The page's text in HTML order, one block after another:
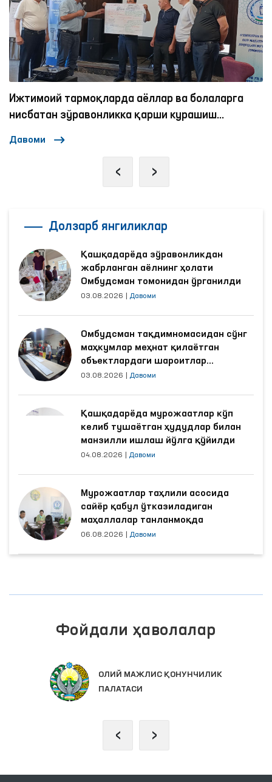
Ижтимоий тармоқларда аёллар ва болаларга
нисбатан зўравонликка қарши курашиш
Давоми
‹ ›
Долзарб янгиликлар
Қашқадарёда зўравонликдан
жабрланган аёлнинг ҳолати
Омбудсман томонидан ўрганилди
03.08.2026 Давоми
Омбудсман тақдимномасидан сўнг
маҳкумлар меҳнат қилаётган
объектлардаги шароитлар
яхшиланди
03.08.2026 Давоми
Қашқадарёда мурожаатлар кўп
келиб тушаётган ҳудудлар билан
манзилли ишлаш йўлга қўйилди
04.08.2026 Давоми
Мурожаатлар таҳлили асосида
сайёр қабул ўтказиладиган
маҳаллалар танланмоқда
06.08.2026 Давоми
Фойдали ҳаволалар
ОЛИЙ МАЖЛИС ҚОНУНЧИЛИК
ПАЛАТАСИ
‹ ›